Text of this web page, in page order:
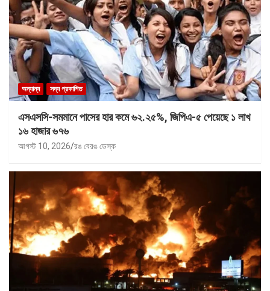
অন্যান্য সদ্য প্রকাশিত
এসএসসি-সমমানে পাসের হার কমে ৬২.২৫%, জিপিএ-৫ পেয়েছে ১ লাখ
১৬ হাজার ৬৭৬
আগস্ট 10, 2026 রঙ বেরঙ ডেস্ক